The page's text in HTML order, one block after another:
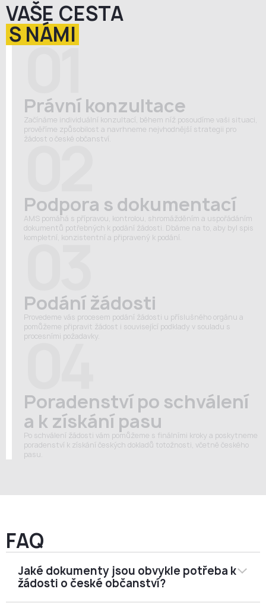
VAŠE CESTA
S NÁMI
01
Právní konzultace
Začínáme individuální konzultací, během níž posoudíme vaši situaci,
prověříme způsobilost a navrhneme nejvhodnější strategii pro
žádost o české občanství.
02
Podpora s dokumentací
AMS pomáhá s přípravou, kontrolou, shromážděním a uspořádáním
dokumentů potřebných k podání žádosti. Dbáme na to, aby byl spis
kompletní, konzistentní a připravený k podání.
03
Podání žádosti
Provedeme vás procesem podání žádosti u příslušného orgánu a
pomůžeme připravit žádost i související podklady v souladu s
procesními požadavky.
04
Poradenství po schválení
a k získání pasu
Po schválení žádosti vám pomůžeme s finálními kroky a poskytneme
poradenství k získání českých dokladů totožnosti, včetně českého
pasu.
FAQ
Jaké dokumenty jsou obvykle potřeba k
žádosti o české občanství?